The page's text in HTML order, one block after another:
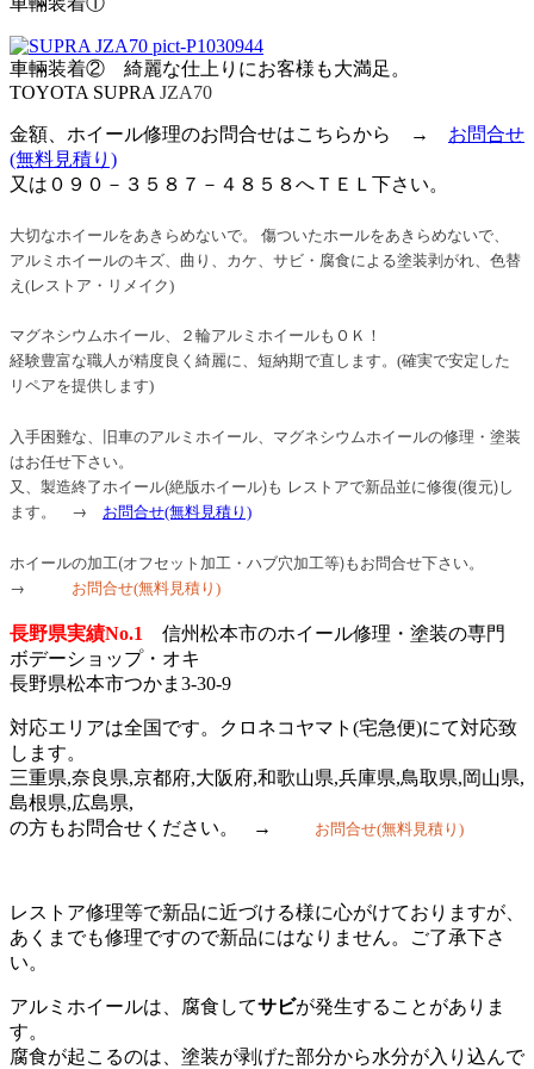
車輛装着② 綺麗な仕上りにお客様も大満足。
TOYOTA SUPRA JZA70
金額、ホイール修理のお問合せはこちらから → お問合せ
(無料見積り)
又は０９０－３５８７－４８５８へＴＥＬ下さい。
大切なホイールをあきらめないで。 傷ついたホールをあきらめないで、
アルミホイールのキズ、曲り、カケ、サビ・腐食による塗装剥がれ、色替
え(レストア・リメイク)
マグネシウムホイール、２輪アルミホイールもＯＫ！
経験豊富な職人が精度良く綺麗に、短納期で直します。(確実で安定した
リペアを提供します)
入手困難な、旧車のアルミホイール、マグネシウムホイールの修理・塗装
はお任せ下さい。
又、製造終了ホイール(絶版ホイール)も レストアで新品並に修復(復元)し
ます。 →
お問合せ(無料見積り)
ホイールの加工(オフセット加工・ハブ穴加工等)もお問合せ下さい。
→
お問合せ(無料見積り)
長野県実績No.1
信州松本市のホイール修理・塗装の専門
ボデーショップ・オキ
長野県松本市つかま3-30-9
対応エリアは全国です。クロネコヤマト(宅急便)にて対応致
します。
三重県,奈良県,京都府,大阪府,和歌山県,兵庫県,鳥取県,岡山県,
島根県,広島県,
の方もお問合せください。 →
お問合せ(無料見積り)
レストア修理等で新品に近づける様に心がけておりますが、
あくまでも修理ですので新品にはなりません。ご了承下さ
い。
アルミホイールは、腐食してサビが発生することがありま
す。
腐食が起こるのは、塗装が剥げた部分から水分が入り込んで